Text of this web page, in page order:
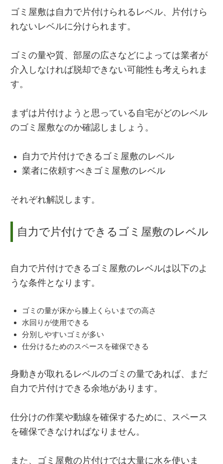
ゴミ屋敷は自力で片付けられるレベル、片付けら
れないレベルに分けられます。
ゴミの量や質、部屋の広さなどによっては業者が
介入しなければ脱却できない可能性も考えられま
す。
まずは片付けようと思っている自宅がどのレベル
のゴミ屋敷なのか確認しましょう。
自力で片付けできるゴミ屋敷のレベル
業者に依頼すべきゴミ屋敷のレベル
それぞれ解説します。
自力で片付けできるゴミ屋敷のレベル
自力で片付けできるゴミ屋敷のレベルは以下のよ
うな条件となります。
ゴミの量が床から膝上くらいまでの高さ
水回りが使用できる
分別しやすいゴミが多い
仕分けるためのスペースを確保できる
身動きが取れるレベルのゴミの量であれば、まだ
自力で片付けできる余地があります。
仕分けの作業や動線を確保するために、スペース
を確保できなければなりません。
また、ゴミ屋敷の片付けでは大量に水を使いま